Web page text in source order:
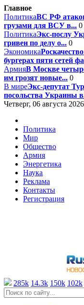
Главное
ПолитикаВС РФ
грузами для ВСУ в... 0
ПолитикаЭкс-послу
гривен по делу о... 0
Экономика
бургерах пяти сетей
АрмияВ Москве
им грозят новые... 0
В миреЭкс-депутат
посольства Украины
Четверг, 06 августа 2026
Политика
Мир
Общество
Армия
Энергетика
Наука
Реклама
Контакты
Регистрация
285k 14.3k 150k 102k